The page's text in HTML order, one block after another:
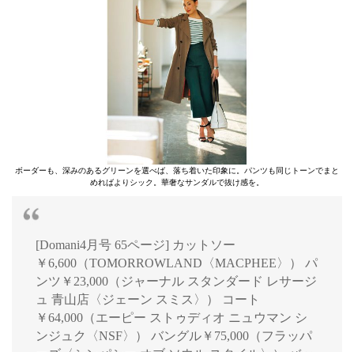
ボーダーも、深みのあるグリーンを選べば、落ち着いた印象に。パンツも同じトーンでまと
めればよりシック。華奢なサンダルで抜け感を。
[Domani4月号 65ページ] カットソー
￥6,600（TOMORROWLAND〈MACPHEE〉） パ
ンツ￥23,000（ジャーナル スタンダード レサージ
ュ 青山店〈ジェーン スミス〉） コート
￥64,000（エーピー ストゥディオ ニュウマン シ
ンジュク〈NSF〉） バングル￥75,000（フラッパ